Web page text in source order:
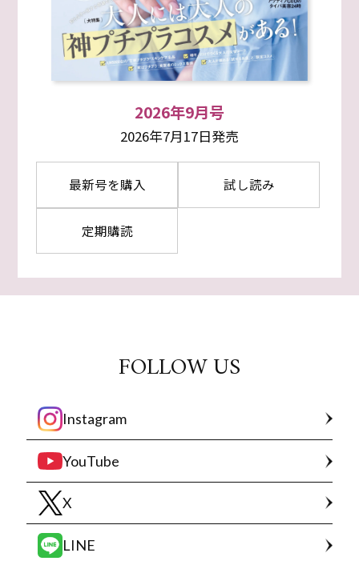
2026年9月号
2026年7月17日発売
最新号を購入 試し読み
定期購読
FOLLOW US
Instagram
YouTube
X
LINE